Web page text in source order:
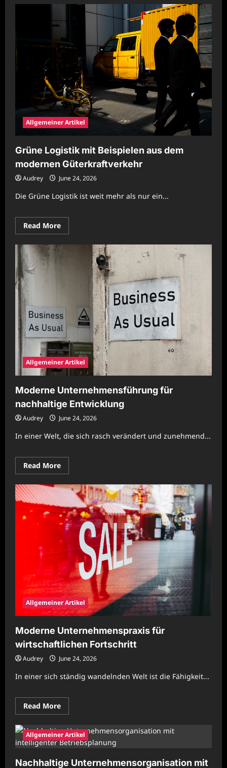
Grüne
Logistik
mit
der
europäischen
Luftfracht
Allgemeiner Artikel
Grüne Logistik mit Beispielen aus dem
modernen Güterkraftverkehr
Audrey June 24, 2026
Die Grüne Logistik ist weit mehr als nur ein...
Read MoreRead
more
Grüne
Beispielen
modernen
Güterkraftverkehr
Allgemeiner Artikel
Moderne Unternehmensführung für
nachhaltige Entwicklung
Audrey June 24, 2026
In einer Welt, die sich rasch verändert und zunehmend...
Read MoreRead
more
Moderne
Unternehmensführung
für
nachhaltige
Entwicklung
Allgemeiner Artikel
Moderne Unternehmenspraxis für
wirtschaftlichen Fortschritt
Audrey June 24, 2026
In einer sich ständig wandelnden Welt ist die Fähigkeit...
Read MoreRead
more
Moderne
Unternehmenspraxis
für
wirtschaftlichen
Allgemeiner Artikel
Nachhaltige Unternehmensorganisation mit